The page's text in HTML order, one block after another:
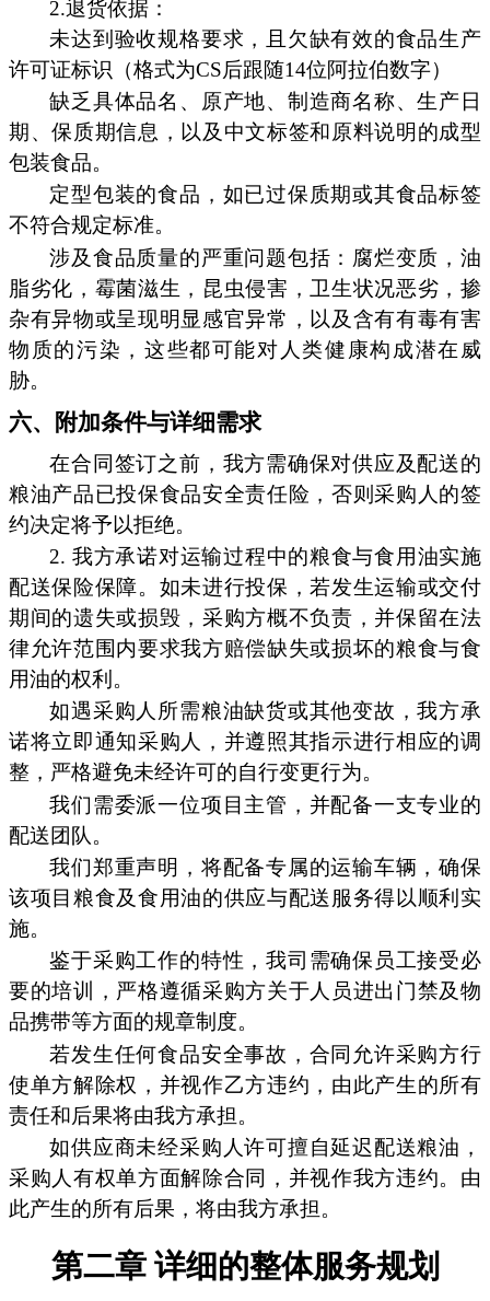
2.退货依据：
未达到验收规格要求，且欠缺有效的食品生产
许可证标识（格式为CS后跟随14位阿拉伯数字）
缺乏具体品名、原产地、制造商名称、生产日
期、保质期信息，以及中文标签和原料说明的成型
包装食品。
定型包装的食品，如已过保质期或其食品标签
不符合规定标准。
涉及食品质量的严重问题包括：腐烂变质，油
脂劣化，霉菌滋生，昆虫侵害，卫生状况恶劣，掺
杂有异物或呈现明显感官异常，以及含有有毒有害
物质的污染，这些都可能对人类健康构成潜在威
胁。
六、附加条件与详细需求
在合同签订之前，我方需确保对供应及配送的
粮油产品已投保食品安全责任险，否则采购人的签
约决定将予以拒绝。
2. 我方承诺对运输过程中的粮食与食用油实施
配送保险保障。如未进行投保，若发生运输或交付
期间的遗失或损毁，采购方概不负责，并保留在法
律允许范围内要求我方赔偿缺失或损坏的粮食与食
用油的权利。
如遇采购人所需粮油缺货或其他变故，我方承
诺将立即通知采购人，并遵照其指示进行相应的调
整，严格避免未经许可的自行变更行为。
我们需委派一位项目主管，并配备一支专业的
配送团队。
我们郑重声明，将配备专属的运输车辆，确保
该项目粮食及食用油的供应与配送服务得以顺利实
施。
鉴于采购工作的特性，我司需确保员工接受必
要的培训，严格遵循采购方关于人员进出门禁及物
品携带等方面的规章制度。
若发生任何食品安全事故，合同允许采购方行
使单方解除权，并视作乙方违约，由此产生的所有
责任和后果将由我方承担。
如供应商未经采购人许可擅自延迟配送粮油，
采购人有权单方面解除合同，并视作我方违约。由
此产生的所有后果，将由我方承担。
第二章 详细的整体服务规划